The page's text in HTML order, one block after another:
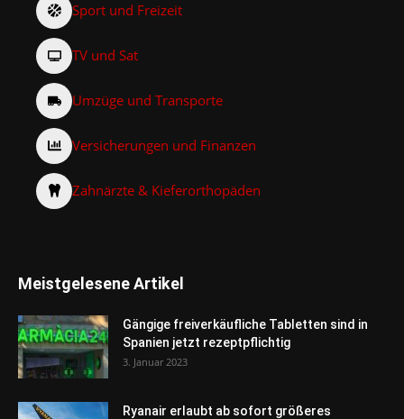
Sport und Freizeit
TV und Sat
Umzüge und Transporte
Versicherungen und Finanzen
Zahnärzte & Kieferorthopäden
Meistgelesene Artikel
Gängige freiverkäufliche Tabletten sind in
Spanien jetzt rezeptpflichtig
3. Januar 2023
Ryanair erlaubt ab sofort größeres